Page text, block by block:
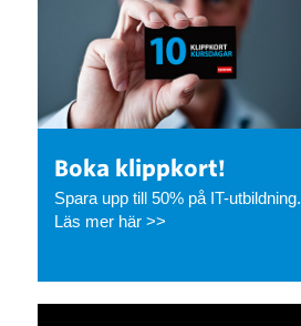
Boka klippkort!
Spara upp till 50% på IT-utbildning.
Läs mer här >>